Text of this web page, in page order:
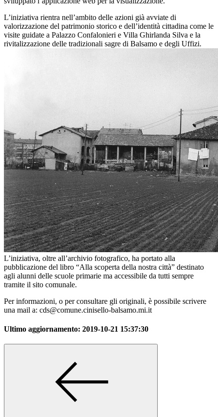
L’iniziativa rientra nell’ambito delle azioni già avviate di
valorizzazione del patrimonio storico e dell’identità cittadina come le
visite guidate a Palazzo Confalonieri e Villa Ghirlanda Silva e la
rivitalizzazione delle tradizionali sagre di Balsamo e degli Uffizi.
L’iniziativa, oltre all’archivio fotografico, ha portato alla
pubblicazione del libro “Alla scoperta della nostra città” destinato
agli alunni delle scuole primarie ma accessibile da tutti sempre
tramite il sito comunale.
Per informazioni, o per consultare gli originali, è possibile scrivere
una mail a: cds@comune.cinisello-balsamo.mi.it
Ultimo aggiornamento: 2019-10-21 15:37:30